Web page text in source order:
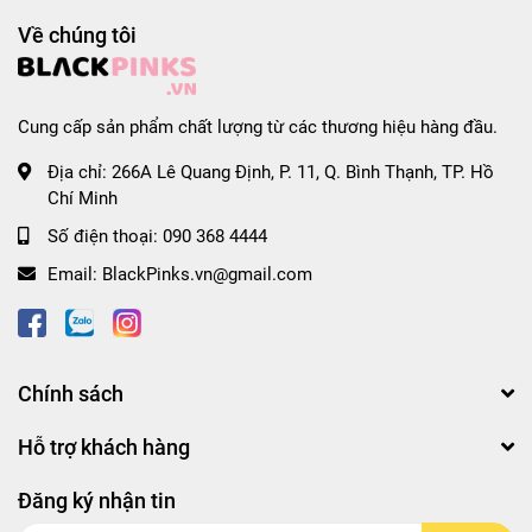
- Một Dược: góp phần giảm viêm
- Cam Thảo: giúp hạn chế phát triển vi khuẩn
Ngoài ra còn có Kẽm giúp răng nướu chắc khỏe từ gốc.
* Hướng dẫn sử dụng:
- Sử dụng một lượng kem vừa đủ chải răng. Chải răng mỗi
sáng và tối để có hàm răng chắc khỏe từ gốc và hơi thở
- Trẻ em dưới 6 tuổi chỉ sử dụng một lượng nhỏ bằng hạt
đậu.
- Tránh ánh nắng trực tiếp, nơi có nhiệt độ cao hoặc ẩm
ướt.
- Không dùng sản phẩm hết hạn, có màu mùi lạ.
* Thông tin sản phẩm:
Về chúng tôi
Cung cấp sản phẩm chất lượng từ các thương hiệu hàng đầu.
Địa chỉ: 266A Lê Quang Định, P. 11, Q. Bình Thạnh, TP. Hồ
Chí Minh
Số điện thoại: 090 368 4444
Email: BlackPinks.vn@gmail.com
Chính sách
Hỗ trợ khách hàng
Đăng ký nhận tin